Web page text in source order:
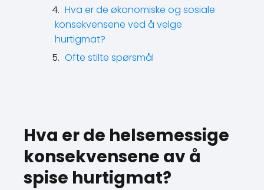
Hva er de økonomiske og sosiale
konsekvensene ved å velge
hurtigmat?
Ofte stilte spørsmål
Hva er de helsemessige
konsekvensene av å
spise hurtigmat?